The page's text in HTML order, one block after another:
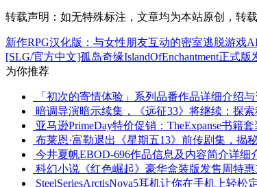
转载声明： 如无特殊标注，文章均为本站原创，转
新作RPG汉化版：与女性朋友互动的密室逃脱游戏
[SLG/官方中文]孤岛奇缘IslandOfEnchantment正式版
为你推荐
「初次的寄情体验」系列品番作品详细介绍
暗调导演暗示续集，《远征33》将继续：探
亚马逊PrimeDay特价促销：TheExpanse书籍
布莱恩·富勒退出《星期五13》前传剧集，揭
今井夏帆EBOD-696作品信息及内容简介详细
科幻小说《红色崛起》豪华盒装版发售周特
SteelSeriesArctisNova5耳机让你在手机上轻